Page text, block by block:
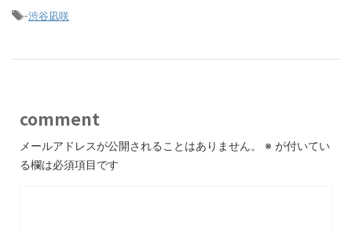
-渋谷凪咲
comment
メールアドレスが公開されることはありません。 ※ が付いてい
る欄は必須項目です